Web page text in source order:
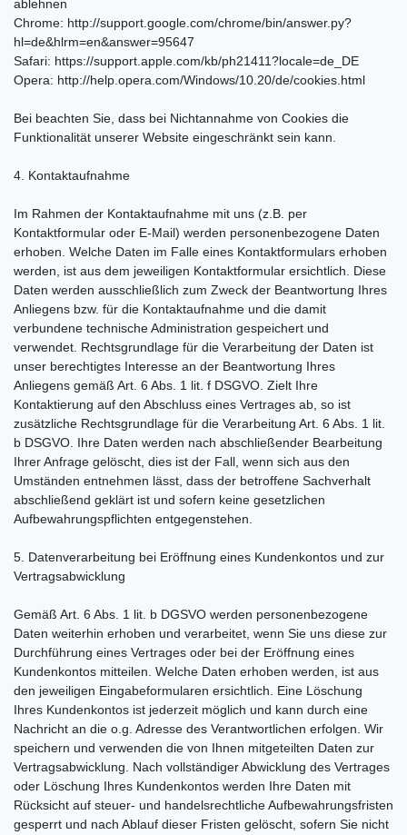
ablehnen
Chrome: http://support.google.com/chrome/bin/answer.py?
hl=de&hlrm=en&answer=95647
Safari: https://support.apple.com/kb/ph21411?locale=de_DE
Opera: http://help.opera.com/Windows/10.20/de/cookies.html
Bei beachten Sie, dass bei Nichtannahme von Cookies die
Funktionalität unserer Website eingeschränkt sein kann.
4. Kontaktaufnahme
Im Rahmen der Kontaktaufnahme mit uns (z.B. per
Kontaktformular oder E-Mail) werden personenbezogene Daten
erhoben. Welche Daten im Falle eines Kontaktformulars erhoben
werden, ist aus dem jeweiligen Kontaktformular ersichtlich. Diese
Daten werden ausschließlich zum Zweck der Beantwortung Ihres
Anliegens bzw. für die Kontaktaufnahme und die damit
verbundene technische Administration gespeichert und
verwendet. Rechtsgrundlage für die Verarbeitung der Daten ist
unser berechtigtes Interesse an der Beantwortung Ihres
Anliegens gemäß Art. 6 Abs. 1 lit. f DSGVO. Zielt Ihre
Kontaktierung auf den Abschluss eines Vertrages ab, so ist
zusätzliche Rechtsgrundlage für die Verarbeitung Art. 6 Abs. 1 lit.
b DSGVO. Ihre Daten werden nach abschließender Bearbeitung
Ihrer Anfrage gelöscht, dies ist der Fall, wenn sich aus den
Umständen entnehmen lässt, dass der betroffene Sachverhalt
abschließend geklärt ist und sofern keine gesetzlichen
Aufbewahrungspflichten entgegenstehen.
5. Datenverarbeitung bei Eröffnung eines Kundenkontos und zur
Vertragsabwicklung
Gemäß Art. 6 Abs. 1 lit. b DGSVO werden personenbezogene
Daten weiterhin erhoben und verarbeitet, wenn Sie uns diese zur
Durchführung eines Vertrages oder bei der Eröffnung eines
Kundenkontos mitteilen. Welche Daten erhoben werden, ist aus
den jeweiligen Eingabeformularen ersichtlich. Eine Löschung
Ihres Kundenkontos ist jederzeit möglich und kann durch eine
Nachricht an die o.g. Adresse des Verantwortlichen erfolgen. Wir
speichern und verwenden die von Ihnen mitgeteilten Daten zur
Vertragsabwicklung. Nach vollständiger Abwicklung des Vertrages
oder Löschung Ihres Kundenkontos werden Ihre Daten mit
Rücksicht auf steuer- und handelsrechtliche Aufbewahrungsfristen
gesperrt und nach Ablauf dieser Fristen gelöscht, sofern Sie nicht